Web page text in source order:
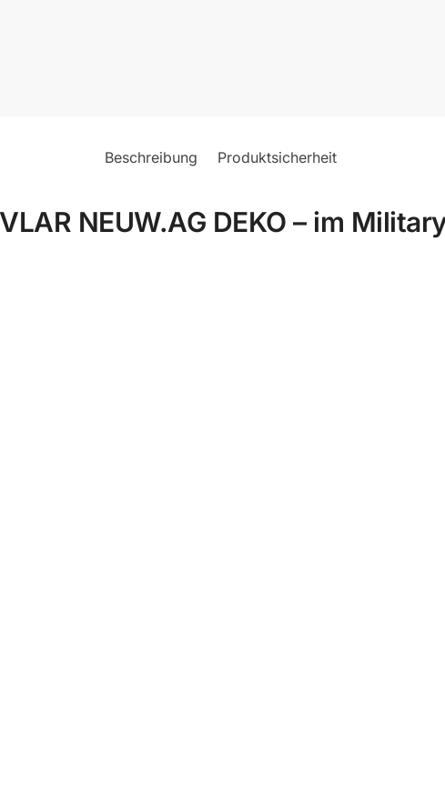
Beschreibung Produktsicherheit
NEUW.AG DEKO – im